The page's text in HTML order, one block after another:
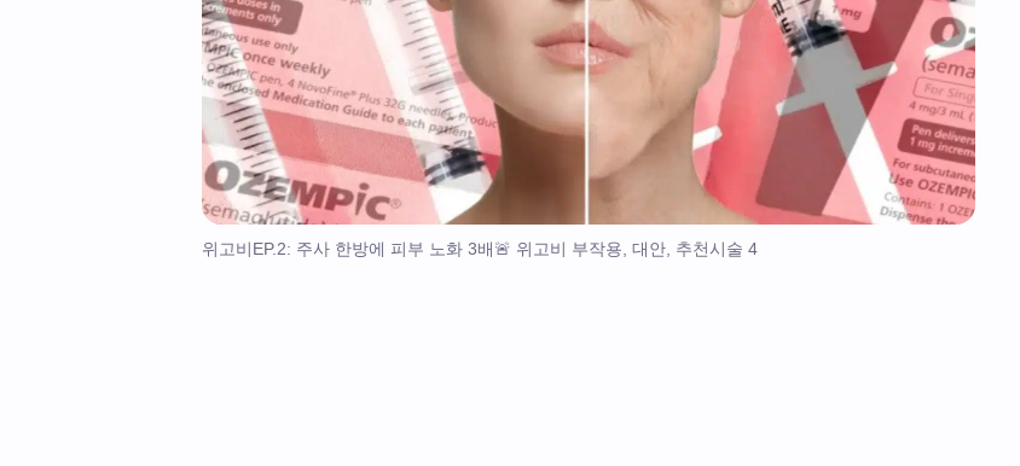
위고비EP.2: 주사 한방에 피부 노화 3배🚨 위고비 부작용, 대안, 추천시술 4